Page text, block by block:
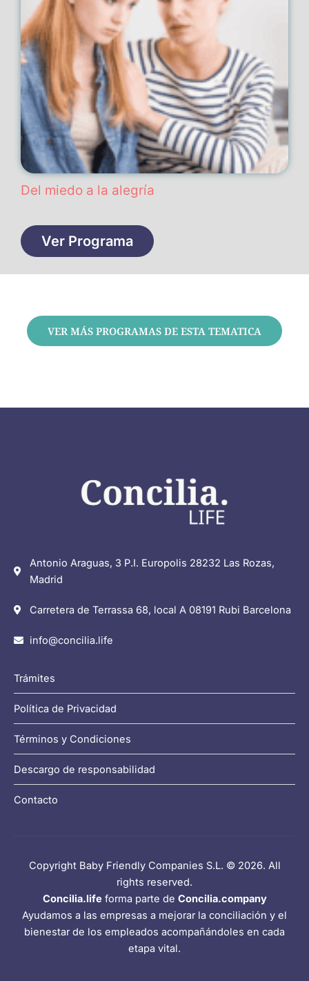
Del miedo a la alegría
Ver Programa
VER MÁS PROGRAMAS DE ESTA TEMATICA
Antonio Araguas, 3 P.I. Europolis 28232 Las Rozas,
Madrid
Carretera de Terrassa 68, local A 08191 Rubi Barcelona
info@concilia.life
Trámites
Política de Privacidad
Términos y Condiciones
Descargo de responsabilidad
Contacto
Copyright Baby Friendly Companies S.L. © 2026. All
rights reserved.
Concilia.life forma parte de Concilia.company
Ayudamos a las empresas a mejorar la conciliación y el
bienestar de los empleados acompañándoles en cada
etapa vital.